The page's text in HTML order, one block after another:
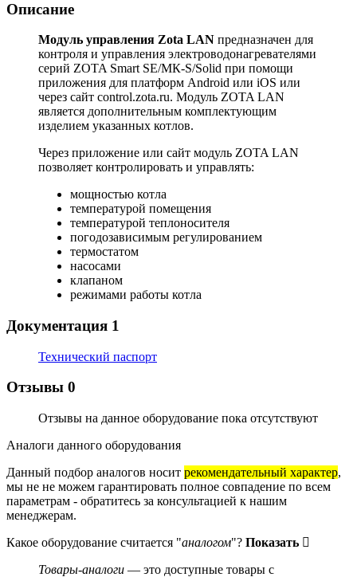
Описание
Модуль управления Zota LAN предназначен для
контроля и управления электроводонагревателями
серий ZOTA Smart SE/МК-S/Solid при помощи
приложения для платформ Android или iOS или
через сайт control.zota.ru. Модуль ZOTA LAN
является дополнительным комплектующим
изделием указанных котлов.
Через приложение или сайт модуль ZOTA LAN
позволяет контролировать и управлять:
мощностью котла
температурой помещения
температурой теплоносителя
погодозависимым регулированием
термостатом
насосами
клапаном
режимами работы котла
Документация 1
Технический паспорт
Отзывы 0
Отзывы на данное оборудование пока отсутствуют
Аналоги данного оборудования
Данный подбор аналогов носит рекомендательный характер,
мы не не можем гарантировать полное совпадение по всем
параметрам - обратитесь за консультацией к нашим
менеджерам.
Какое оборудование считается "аналогом"? Показать
Товары-аналоги — это доступные товары с